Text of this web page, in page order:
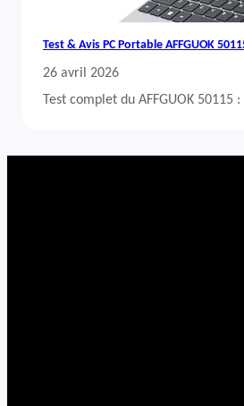
Test & Avis PC Portable AFFGUOK
26 avril 2026
Test complet du AFFGUOK